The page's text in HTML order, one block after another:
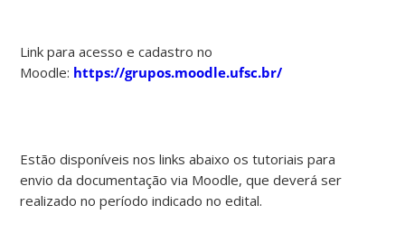
Link para acesso e cadastro no
Moodle: https://grupos.moodle.ufsc.br/
Estão disponíveis nos links abaixo os tutoriais para
envio da documentação via Moodle, que deverá ser
realizado no período indicado no edital.